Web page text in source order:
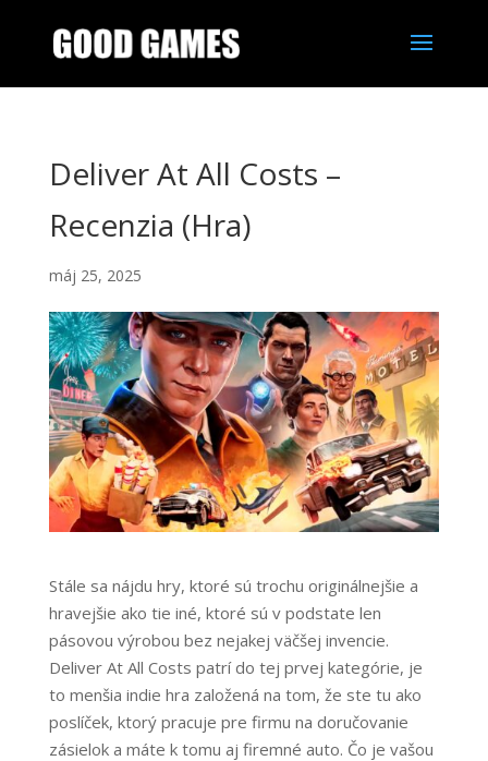
Deliver At All Costs –
Recenzia (Hra)
máj 25, 2025
Stále sa nájdu hry, ktoré sú trochu originálnejšie a
hravejšie ako tie iné, ktoré sú v podstate len
pásovou výrobou bez nejakej väčšej invencie.
Deliver At All Costs patrí do tej prvej kategórie, je
to menšia indie hra založená na tom, že ste tu ako
poslíček, ktorý pracuje pre firmu na doručovanie
zásielok a máte k tomu aj firemné auto. Čo je vašou